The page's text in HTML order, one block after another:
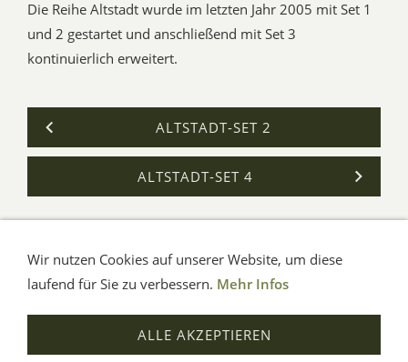
Die Reihe Altstadt wurde im letzten Jahr 2005 mit Set 1
und 2 gestartet und anschließend mit Set 3
kontinuierlich erweitert.
ALTSTADT-SET 2
ALTSTADT-SET 4
AGB Impressum
Verbraucherhinweise
Datenschutz
Hilfe
© Aue-Verlag GmbH, Möckmühl
Wir nutzen Cookies auf unserer Website, um diese
laufend für Sie zu verbessern. Mehr Infos
ALLE AKZEPTIEREN